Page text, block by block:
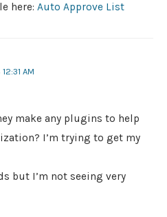
here: Auto Approve List
AM
make any plugins to help
I’m trying to get my
but I’m not seeing very